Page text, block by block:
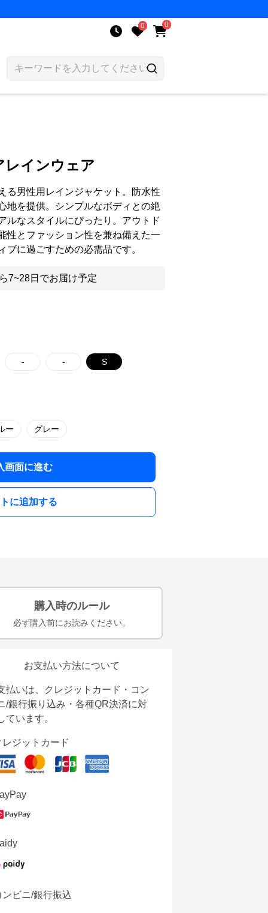
0 0
レインウェア
る男性用レインジャケット。防水性
地を提供。シンプルなボディとの絶
ルなスタイルにぴったり。アウトド
性とファッション性を兼ね備えた一
に過ごすための必需品です。
7~28日でお届け予定
- - S
ー グレー
画面に進む
に追加する
購入時のルール
必ず購入前にお読みください。
お支払い方法について
払いは、クレジットカード・コン
/銀行振り込み・各種QR決済に対
ています。
レジットカード
ンビニ/銀行振込